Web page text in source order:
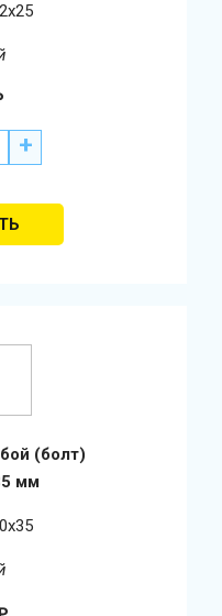
+
(болт)
мм